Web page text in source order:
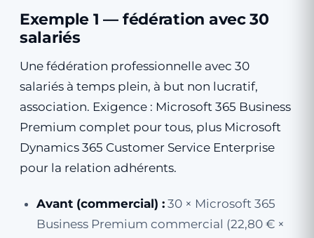
Exemple 1 — fédération avec 30
salariés
Une fédération professionnelle avec 30
salariés à temps plein, à but non lucratif,
association. Exigence : Microsoft 365 Business
Premium complet pour tous, plus Microsoft
Dynamics 365 Customer Service Enterprise
pour la relation adhérents.
Avant (commercial) : 30 × Microsoft 365
Business Premium commercial (22,80 € ×